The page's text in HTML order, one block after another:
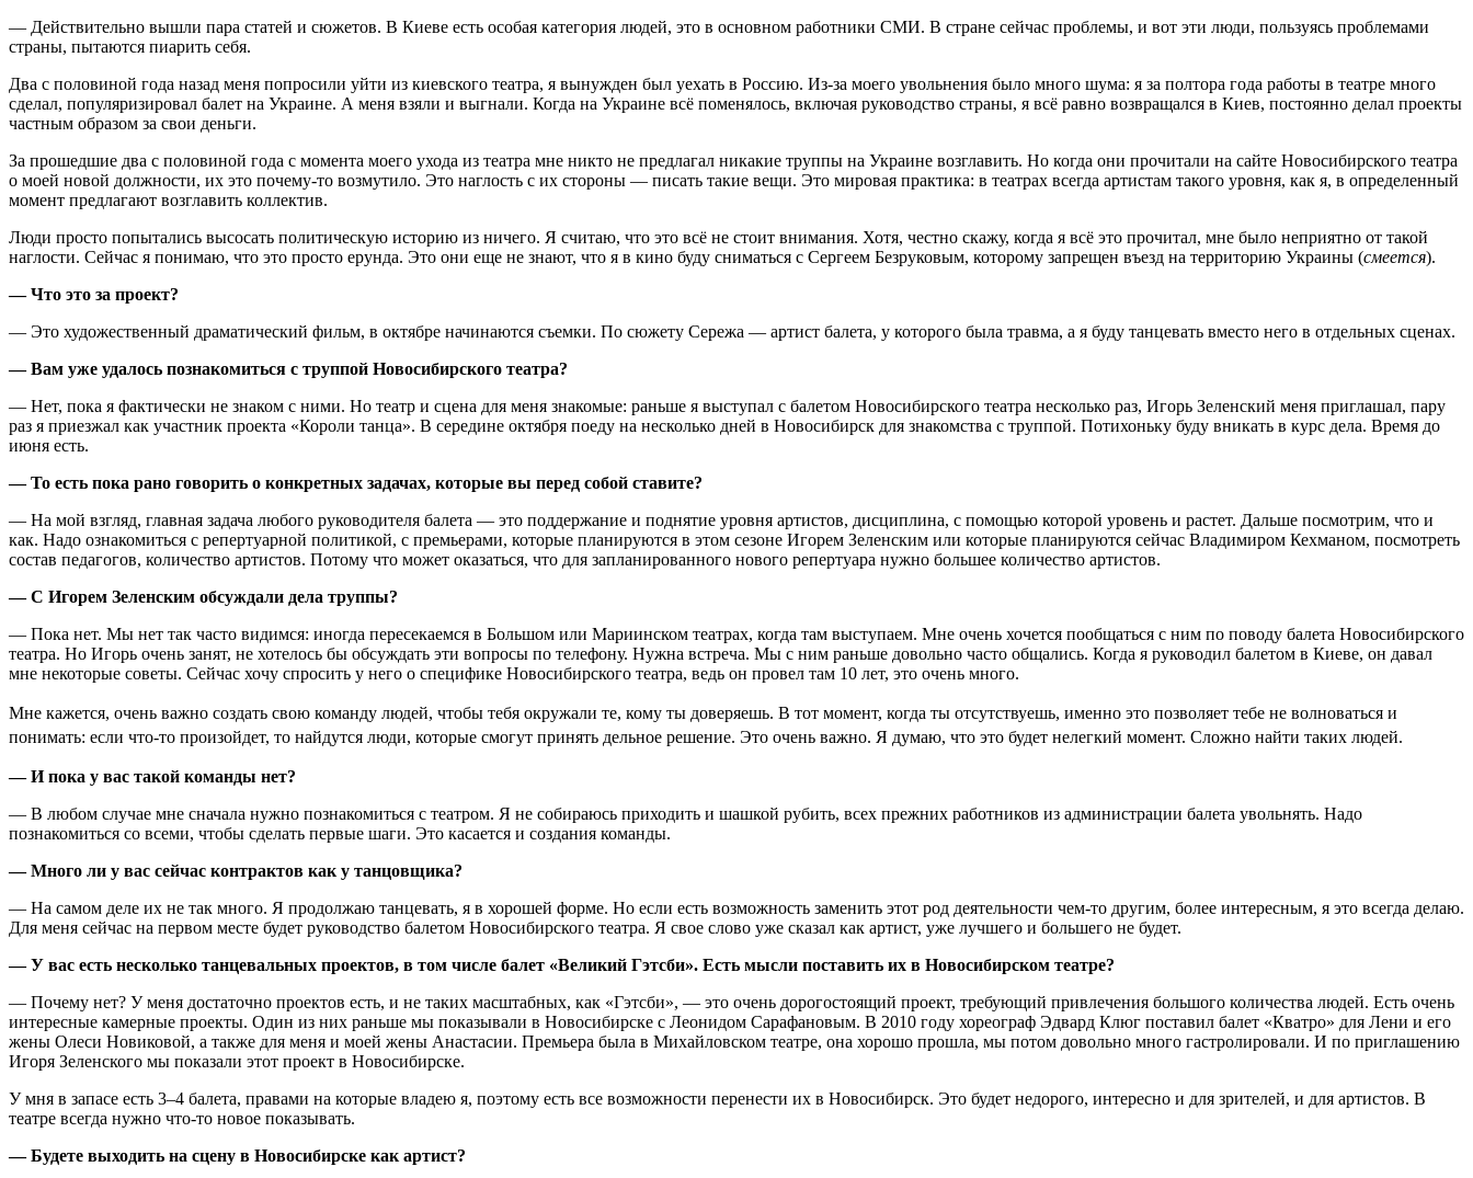
— Действительно вышли пара статей и сюжетов. В Киеве есть особая категория людей, это в основном работники СМИ. В стране сейчас проблемы, и вот эти люди, пользуясь проблемами
страны, пытаются пиарить себя.
Два с половиной года назад меня попросили уйти из киевского театра, я вынужден был уехать в Россию. Из-за моего увольнения было много шума: я за полтора года работы в театре много
сделал, популяризировал балет на Украине. А меня взяли и выгнали. Когда на Украине всё поменялось, включая руководство страны, я всё равно возвращался в Киев, постоянно делал проекты
частным образом за свои деньги.
За прошедшие два с половиной года с момента моего ухода из театра мне никто не предлагал никакие труппы на Украине возглавить. Но когда они прочитали на сайте Новосибирского театра
о моей новой должности, их это почему-то возмутило. Это наглость с их стороны — писать такие вещи. Это мировая практика: в театрах всегда артистам такого уровня, как я, в определенный
момент предлагают возглавить коллектив.
Люди просто попытались высосать политическую историю из ничего. Я считаю, что это всё не стоит внимания. Хотя, честно скажу, когда я всё это прочитал, мне было неприятно от такой
наглости. Сейчас я понимаю, что это просто ерунда. Это они еще не знают, что я в кино буду сниматься с Сергеем Безруковым, которому запрещен въезд на территорию Украины (смеется).
— Что это за проект?
— Это художественный драматический фильм, в октябре начинаются съемки. По сюжету Сережа — артист балета, у которого была травма, а я буду танцевать вместо него в отдельных сценах.
—Вам уже удалось познакомиться с труппой Новосибирского театра?
— Нет, пока я фактически не знаком с ними. Но театр и сцена для меня знакомые: раньше я выступал с балетом Новосибирского театра несколько раз, Игорь Зеленский меня приглашал, пару
раз я приезжал как участник проекта «Короли танца». В середине октября поеду на несколько дней в Новосибирск для знакомства с труппой. Потихоньку буду вникать в курс дела. Время до
июня есть.
— То есть пока рано говорить о конкретных задачах, которые вы перед собой ставите?
— На мой взгляд, главная задача любого руководителя балета — это поддержание и поднятие уровня артистов, дисциплина, с помощью которой уровень и растет. Дальше посмотрим, что и
как. Надо ознакомиться с репертуарной политикой, с премьерами, которые планируются в этом сезоне Игорем Зеленским или которые планируются сейчас Владимиром Кехманом, посмотреть
состав педагогов, количество артистов. Потому что может оказаться, что для запланированного нового репертуара нужно большее количество артистов.
— С Игорем Зеленским обсуждали дела труппы?
— Пока нет. Мы нет так часто видимся: иногда пересекаемся в Большом или Мариинском театрах, когда там выступаем. Мне очень хочется пообщаться с ним по поводу балета Новосибирского
театра. Но Игорь очень занят, не хотелось бы обсуждать эти вопросы по телефону. Нужна встреча. Мы с ним раньше довольно часто общались. Когда я руководил балетом в Киеве, он давал
мне некоторые советы. Сейчас хочу спросить у него о специфике Новосибирского театра, ведь он провел там 10 лет, это очень много.
Мне кажется, очень важно создать свою команду людей, чтобы тебя окружали те, кому ты доверяешь. В тот момент, когда ты отсутствуешь, именно это позволяет тебе не волноваться и
понимать: если что-то произойдет, то найдутся люди, которые смогут принять дельное решение. Это очень важно. Я думаю, что это будет нелегкий момент. Сложно найти таких людей.
— И пока у вас такой команды нет?
— В любом случае мне сначала нужно познакомиться с театром. Я не собираюсь приходить и шашкой рубить, всех прежних работников из администрации балета увольнять. Надо
познакомиться со всеми, чтобы сделать первые шаги. Это касается и создания команды.
— Много ли у вас сейчас контрактов как у танцовщика?
— На самом деле их не так много. Я продолжаю танцевать, я в хорошей форме. Но если есть возможность заменить этот род деятельности чем-то другим, более интересным, я это всегда делаю.
Для меня сейчас на первом месте будет руководство балетом Новосибирского театра. Я свое слово уже сказал как артист, уже лучшего и большего не будет.
— У вас есть несколько танцевальных проектов, в том числе балет «Великий Гэтсби». Есть мысли поставить их в Новосибирском театре?
— Почему нет? У меня достаточно проектов есть, и не таких масштабных, как «Гэтсби», — это очень дорогостоящий проект, требующий привлечения большого количества людей. Есть очень
интересные камерные проекты. Один из них раньше мы показывали в Новосибирске с Леонидом Сарафановым. В 2010 году хореограф Эдвард Клюг поставил балет «Кватро» для Лени и его
жены Олеси Новиковой, а также для меня и моей жены Анастасии. Премьера была в Михайловском театре, она хорошо прошла, мы потом довольно много гастролировали. И по приглашению
Игоря Зеленского мы показали этот проект в Новосибирске.
У мня в запасе есть 3–4 балета, правами на которые владею я, поэтому есть все возможности перенести их в Новосибирск. Это будет недорого, интересно и для зрителей, и для артистов. В
театре всегда нужно что-то новое показывать.
—Будете выходить на сцену в Новосибирске как артист?